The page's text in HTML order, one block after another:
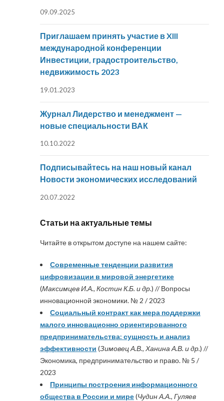
09.09.2025
Приглашаем принять участие в XIII
международной конференции
Инвестиции, градостроительство,
недвижимость 2023
19.01.2023
Журнал Лидерство и менеджмент —
новые специальности ВАК
10.10.2022
Подписывайтесь на наш новый канал
Новости экономических исследований
20.07.2022
Статьи на актуальные темы
Читайте в открытом доступе на нашем сайте:
Современные тенденции развития
цифровизации в мировой энергетике
(Максимцев И.А., Костин К.Б. и др.) // Вопросы
инновационной экономики. № 2 / 2023
Социальный контракт как мера поддержки
малого инновационно ориентированного
предпринимательства: сущность и анализ
эффективности (Зимовец А.В., Ханина А.В. и др.) //
Экономика, предпринимательство и право. № 5 /
2023
Принципы построения информационного
общества в России и мире(Чудин А.А., Гуляев